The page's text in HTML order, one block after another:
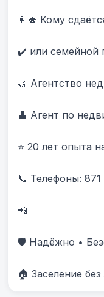
👩‍🎓 Кому
✔️ или семейной
🤝 Агентство
👤 Агент по
⭐ 20 лет опыта
📞 Телефоны:
📲
🛡️ Надёжно •
🏠 Заселение